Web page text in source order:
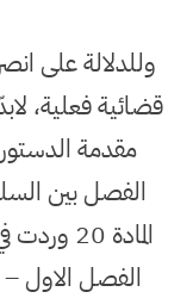
وللدلالة على
قضائية فعلية،
مقدمة
الفصل بين
المادة 20
الفصل الاول